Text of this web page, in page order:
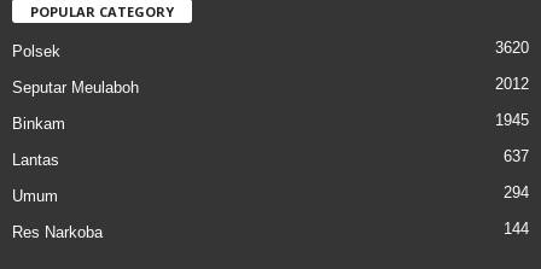
POPULAR CATEGORY
Polsek 3620
Seputar Meulaboh 2012
Binkam 1945
Lantas 637
Umum 294
Res Narkoba 144